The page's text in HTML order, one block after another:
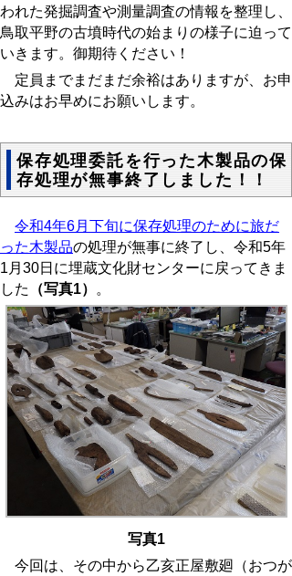
われた発掘調査や測量調査の情報を整理し、
鳥取平野の古墳時代の始まりの様子に迫って
いきます。御期待ください！
定員までまだまだ余裕はありますが、お申
込みはお早めにお願いします。
保存処理委託を行った木製品の保
存処理が無事終了しました！！
令和4年6月下旬に保存処理のために旅だ
った木製品の処理が無事に終了し、令和5年
1月30日に埋蔵文化財センターに戻ってきま
した
（写真1） 。
写真1
今回は、その中から乙亥正屋敷廻（おつが